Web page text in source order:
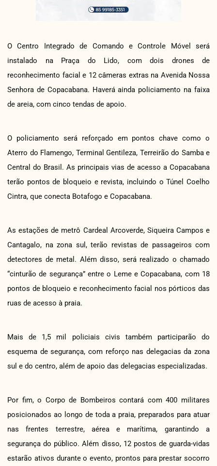
O Centro Integrado de Comando e Controle Móvel será
instalado na Praça do Lido, com dois drones de
reconhecimento facial e 12 câmeras extras na Avenida Nossa
Senhora de Copacabana. Haverá ainda policiamento na faixa
de areia, com cinco tendas de apoio.
O policiamento será reforçado em pontos chave como o
Aterro do Flamengo, Terminal Gentileza, Terreirão do Samba e
Central do Brasil. As principais vias de acesso a Copacabana
terão pontos de bloqueio e revista, incluindo o Túnel Coelho
Cintra, que conecta Botafogo e Copacabana.
As estações de metrô Cardeal Arcoverde, Siqueira Campos e
Cantagalo, na zona sul, terão revistas de passageiros com
detectores de metal. Além disso, será realizado o chamado
“cinturão de segurança” entre o Leme e Copacabana, com 18
pontos de bloqueio e reconhecimento facial nos pórticos das
ruas de acesso à praia.
Mais de 1,5 mil policiais civis também participarão do
esquema de segurança, com reforço nas delegacias da zona
sul e do centro, além de apoio das delegacias especializadas.
Por fim, o Corpo de Bombeiros contará com 400 militares
posicionados ao longo de toda a praia, preparados para atuar
nas frentes terrestre, aérea e marítima, garantindo a
segurança do público. Além disso, 12 postos de guarda-vidas
estarão ativos durante o evento, prontos para prestar socorro